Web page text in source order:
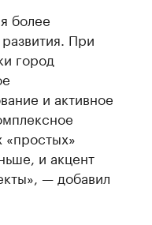
более
При
город
и активное
«простых»
и акцент
— добавил